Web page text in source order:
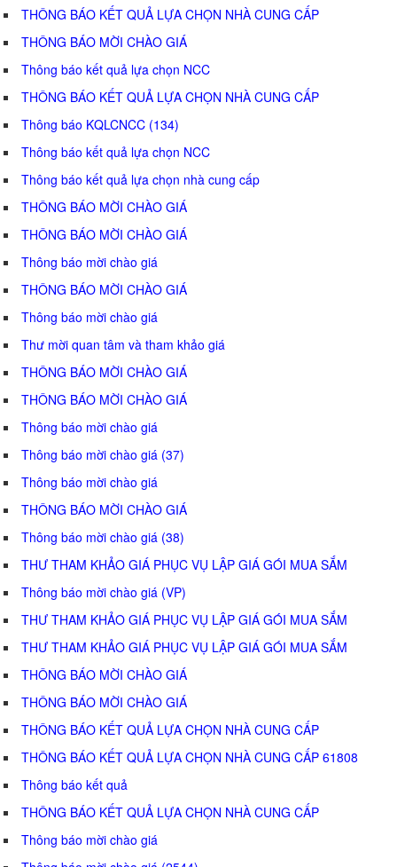
THÔNG BÁO KẾT QUẢ LỰA CHỌN NHÀ CUNG CẤP
THÔNG BÁO MỜI CHÀO GIÁ
Thông báo kết quả lựa chọn NCC
THÔNG BÁO KẾT QUẢ LỰA CHỌN NHÀ CUNG CẤP
Thông báo KQLCNCC (134)
Thông báo kết quả lựa chọn NCC
Thông báo kết quả lựa chọn nhà cung cấp
THÔNG BÁO MỜI CHÀO GIÁ
THÔNG BÁO MỜI CHÀO GIÁ
Thông báo mời chào giá
THÔNG BÁO MỜI CHÀO GIÁ
Thông báo mời chào giá
Thư mời quan tâm và tham khảo giá
THÔNG BÁO MỜI CHÀO GIÁ
THÔNG BÁO MỜI CHÀO GIÁ
Thông báo mời chào giá
Thông báo mời chào giá (37)
Thông báo mời chào giá
THÔNG BÁO MỜI CHÀO GIÁ
Thông báo mời chào giá (38)
THƯ THAM KHẢO GIÁ PHỤC VỤ LẬP GIÁ GÓI MUA SẮM
Thông báo mời chào giá (VP)
THƯ THAM KHẢO GIÁ PHỤC VỤ LẬP GIÁ GÓI MUA SẮM
THƯ THAM KHẢO GIÁ PHỤC VỤ LẬP GIÁ GÓI MUA SẮM
THÔNG BÁO MỜI CHÀO GIÁ
THÔNG BÁO MỜI CHÀO GIÁ
THÔNG BÁO KẾT QUẢ LỰA CHỌN NHÀ CUNG CẤP
THÔNG BÁO KẾT QUẢ LỰA CHỌN NHÀ CUNG CẤP 61808
Thông báo kết quả
THÔNG BÁO KẾT QUẢ LỰA CHỌN NHÀ CUNG CẤP
Thông báo mời chào giá